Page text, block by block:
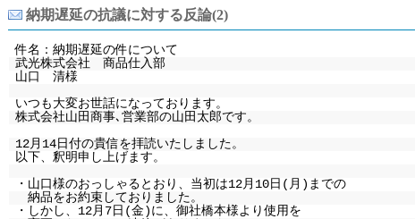
納期遅延の抗議に対する反論(2)
件名：納期遅延の件について
武光株式会社 商品仕入部
山口 清様
いつも大変お世話になっております。
株式会社山田商事､営業部の山田太郎です。
12月14日付の貴信を拝読いたしました。
以下、釈明申し上げます。
・山口様のおっしゃるとおり、当初は12月10日(月)までの
納品をお約束しておりました。
・しかし、12月7日(金)に、御社橋本様より使用を